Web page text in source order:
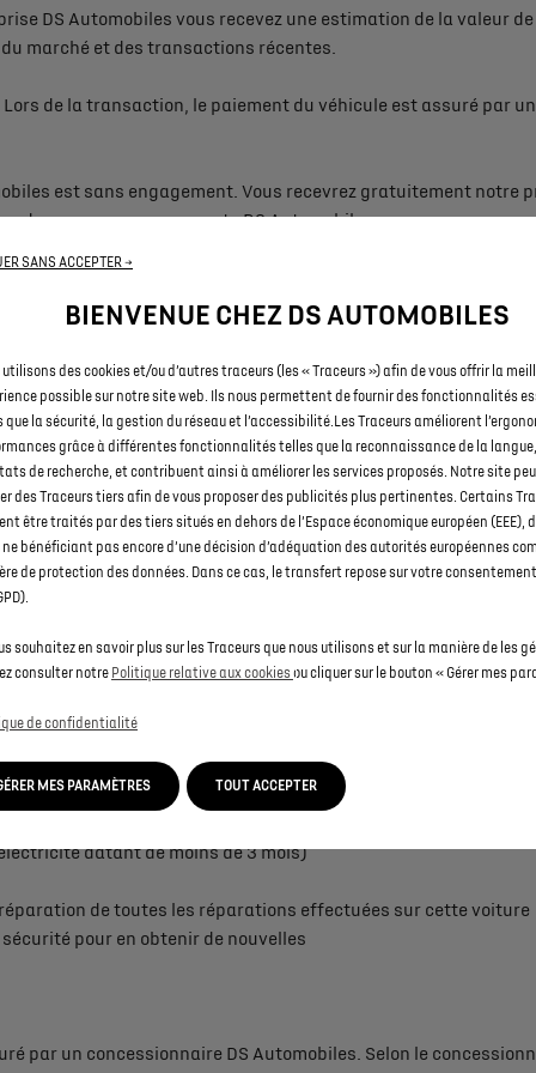
DS Automobiles vous recevez une estimation de la valeur
marché et des transactions récentes.
de la transaction, le paiement du véhicule est assuré par
est sans engagement. Vous recevrez gratuitement notre
vous avec nos experts DS Automobiles.
pour vous.
pas à nous contacter pour que nous puissions vous
le marché pour pouvoir être estimés à leur juste valeur.
à tort les emails de Reprise DS Automobiles comme
votre boîte mails différemment. Si toutefois vous ne
vous transmettre votre estimation de reprise.
en ligne, vous choisissez votre point de vente DS
VOUS ?
que vous veniez avec votre véhicule, muni des documents
ou passeport)
datant de moins de 3 mois)
de toutes les réparations effectuées sur cette voiture
pour en obtenir de nouvelles
par un concessionnaire DS Automobiles. Selon le
SANS ACCEPTER →
BIENVENUE CHEZ DS AUTOMOBILES
utilisons des cookies et/ou d’autres traceurs (les « Traceurs ») afin de vous offrir la
possible sur notre site web. Ils nous permettent de fournir des fonctionnalités
que la sécurité, la gestion du réseau et l’accessibilité.Les Traceurs améliorent
grâce à différentes fonctionnalités telles que la reconnaissance de la
de recherche, et contribuent ainsi à améliorer les services proposés. Notre site
des Traceurs tiers afin de vous proposer des publicités plus pertinentes. Certains
être traités par des tiers situés en dehors de l’Espace économique européen (EEE),
ne bénéficiant pas encore d’une décision d’adéquation des autorités européennes
de protection des données. Dans ce cas, le transfert repose sur votre
souhaitez en savoir plus sur les Traceurs que nous utilisons et sur la manière de les
consulter notre Politique relative aux cookies ou cliquer sur le bouton « Gérer mes
de confidentialité
GÉRER MES PARAMÈTRES TOUT ACCEPTER